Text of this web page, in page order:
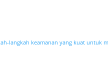
langkah keamanan yang kuat untuk